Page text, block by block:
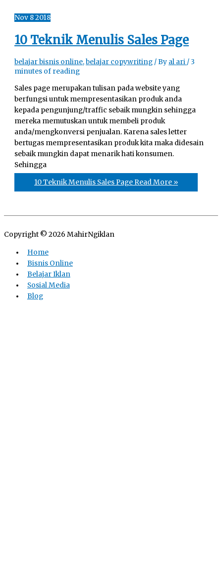
Nov 82018
10 Teknik Menulis Sales Page
belajar bisnis online,belajar copywriting / By al ari /3
minutes of reading
Sales page merupakan tulisan pada website yang
berfungsi untuk mempresentasikan produk anda
kepada pengunjung/traffic sebaik mungkin sehingga
mereka memutuskan untuk membeli produk
anda/mengkonversi penjualan. Karena sales letter
bertugas mempresentasikan produk kita maka didesain
sebaik mungkin dapat menarik hati konsumen.
Sehingga
10 Teknik Menulis Sales Page Read More »
Copyright © 2026 MahirNgiklan
Home
Bisnis Online
Belajar Iklan
Sosial Media
Blog